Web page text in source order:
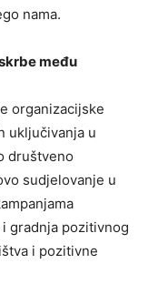
nama.
među
organizacijske
uključivanja u
društveno
sudjelovanje u
gradnja pozitivnog
i pozitivne